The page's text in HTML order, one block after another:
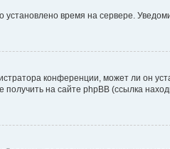
установлено время на сервере.
конференции, может ли он
на сайте phpBB (ссылка